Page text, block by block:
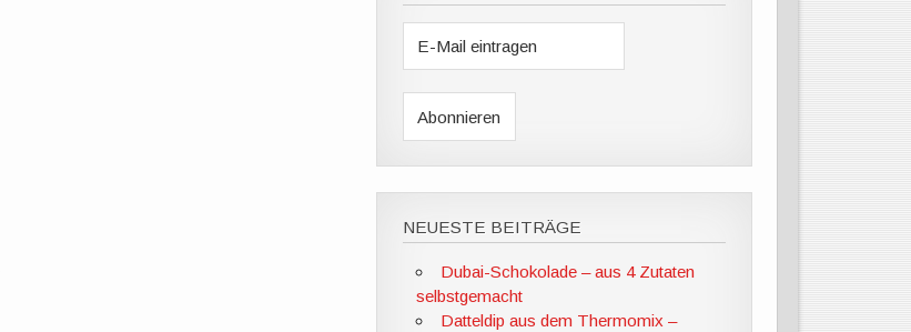
NEUESTE BEITRÄGE
Dubai-Schokolade – aus 4 Zutaten
selbstgemacht
Datteldip aus dem Thermomix –